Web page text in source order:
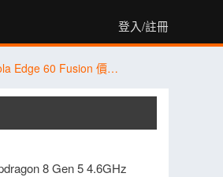
登入/註冊
【米可促銷】Motorola Edge 60 Fusion 價格破盤！米可手機館限時 $8,490 (7/31~8/2)
8 Gen 5 4.6GHz